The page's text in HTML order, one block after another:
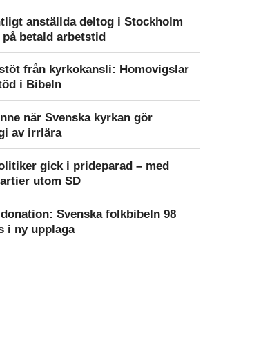
anställda deltog i Stockholm
på betald arbetstid
från kyrkokansli: Homo­vigslar
i Bibeln
när Svenska kyrkan gör
av irrlära
gick i prideparad – med
utom SD
Svenska folkbibeln 98
i ny upplaga